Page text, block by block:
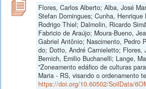
Flores, Carlos Alberto; Alba, José
Stefan Domingues; Cunha, Henrique
Rodrigo Thiel; Dalmolin, Ricardo
Fabricio de Araújo; Moura-Bueno,
Gabriel Antônio; Nascimento, Pedro
do; Dotto, André Carnieletto; Flores,
Bernich, Emilio Buchanelli; Lange,
"Zoneamento edáfico de culturas
Maria - RS, visando o ordenamento
https://doi.org/10.60502/SoilData/